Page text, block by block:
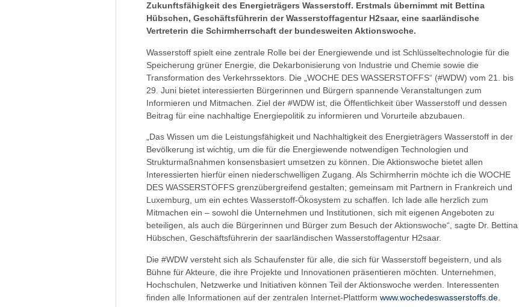
Zukunftsfähigkeit des Energieträgers Wasserstoff. Erstmals übernimmt mit Bettina
Hübschen, Geschäftsführerin der Wasserstoffagentur H2saar, eine saarländische
Vertreterin die Schirmherrschaft der bundesweiten Aktionswoche.
Wasserstoff spielt eine zentrale Rolle bei der Energiewende und ist Schlüsseltechnologie für die
Speicherung grüner Energie, die Dekarbonisierung von Industrie und Chemie sowie die
Transformation des Verkehrssektors. Die „WOCHE DES WASSERSTOFFS“ (#WDW) vom 21. bis
29. Juni bietet interessierten Bürgerinnen und Bürgern spannende Veranstaltungen zum
Informieren und Mitmachen. Ziel der #WDW ist, die Öffentlichkeit über Wasserstoff und dessen
Beitrag für eine nachhaltige Energiepolitik zu informieren und Vorurteile abzubauen.
„Das Wissen um die Leistungsfähigkeit und Nachhaltigkeit des Energieträgers Wasserstoff in der
Bevölkerung ist wichtig, um die für die Energiewende notwendigen Technologien und
Strukturmaßnahmen konsensbasiert umsetzen zu können. Die Aktionswoche bietet allen
Interessierten hierfür einen niederschwelligen Zugang. Als Schirmherrin möchte ich die WOCHE
DES WASSERSTOFFS grenzübergreifend gestalten; gemeinsam mit Partnern in Frankreich und
Luxemburg, um ein echtes Wasserstoff-Ökosystem zu schaffen. Ich lade alle herzlich zum
Mitmachen ein – sowohl die Unternehmen und Institutionen, sich mit eigenen Angeboten zu
beteiligen, als auch die Bürgerinnen und Bürger zum Besuch der Aktionswoche“, sagte Dr. Bettina
Hübschen, Geschäftsführerin der saarländischen Wasserstoffagentur H2saar.
Die #WDW versteht sich als Schaufenster für alle, die sich für Wasserstoff begeistern, und als
Bühne für Akteure, die ihre Projekte und Innovationen präsentieren möchten. Unternehmen,
Hochschulen, Netzwerke und Initiativen können Teil der Aktionswoche werden. Interessenten
finden alle Informationen auf der zentralen Internet-Plattform www.wochedeswasserstoffs.de